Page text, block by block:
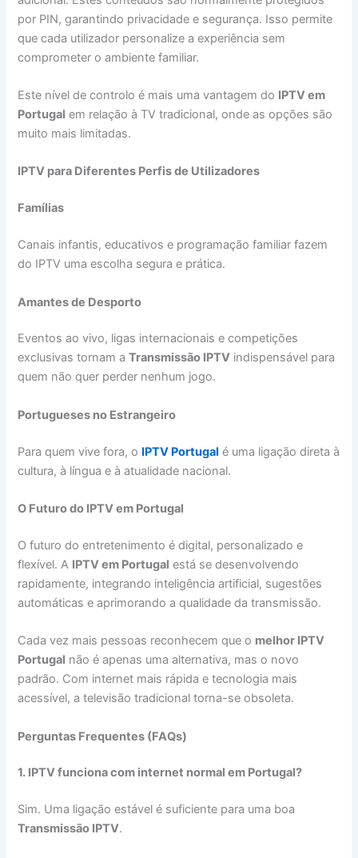
por PIN, garantindo privacidade e segurança. Isso permite
que cada utilizador personalize a experiência sem
comprometer o ambiente familiar.
Este nível de controlo é mais uma vantagem do IPTV em
Portugal em relação à TV tradicional, onde as opções são
muito mais limitadas.
IPTV para Diferentes Perfis de Utilizadores
Famílias
Canais infantis, educativos e programação familiar fazem
do IPTV uma escolha segura e prática.
Amantes de Desporto
Eventos ao vivo, ligas internacionais e competições
exclusivas tornam aTransmissão IPTV indispensável para
quem não quer perder nenhum jogo.
Portugueses no Estrangeiro
Para quem vive fora, o IPTV Portugal é uma ligação direta à
cultura, à língua e à atualidade nacional.
O Futuro do IPTV em Portugal
O futuro do entretenimento é digital, personalizado e
flexível. A IPTV em Portugal está se desenvolvendo
rapidamente, integrando inteligência artificial, sugestões
automáticas e aprimorando a qualidade da transmissão.
Cada vez mais pessoas reconhecem que o melhor IPTV
Portugal não é apenas uma alternativa, mas o novo
padrão. Com internet mais rápida e tecnologia mais
acessível, a televisão tradicional torna-se obsoleta.
Perguntas Frequentes (FAQs)
1. IPTV funciona com internet normal em Portugal?
Sim. Uma ligação estável é suficiente para uma boa
Transmissão IPTV.